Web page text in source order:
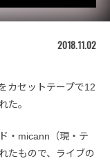
2018.11.02
カセットテープで12
た。
・micann（現・テ
たもので、ライブの